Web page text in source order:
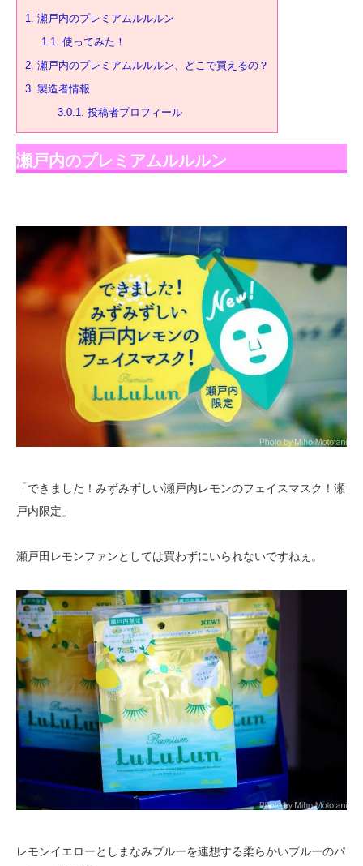
1. 瀬戸内のプレミアムルルルン
1.1. 使ってみた！
2. 瀬戸内のプレミアムルルルン、どこで買えるの？
3. 製造者情報
3.0.1. 投稿者プロフィール
瀬戸内のプレミアムルルルン
「できました！みずみずしい瀬戸内レモンのフェイスマスク！瀬
戸内限定」
瀬戸田レモンファンとしては買わずにいられないですねぇ。
レモンイエローとしまなみブルーを連想する柔らかいブルーのパ